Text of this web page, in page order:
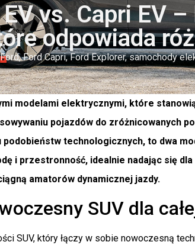
vs. Capri EV
odpowiada
Ford,Ford Capri,Ford Explorer,samochody
modelami elektrycznymi, które
pojazdów do zróżnicowanych
technologicznych, to dwa
i przestronność, idealnie nadając się
amatorów dynamicznej jazdy.
SUV dla
SUV, który łączy w sobie nowoczesną